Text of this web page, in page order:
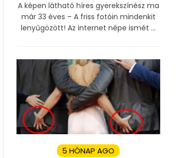
A képen látható híres gyerekszínész ma
már 33 éves – A friss fotóin mindenkit
lenyűgözött! Az internet népe ismét ...
5 HÓNAP AGO